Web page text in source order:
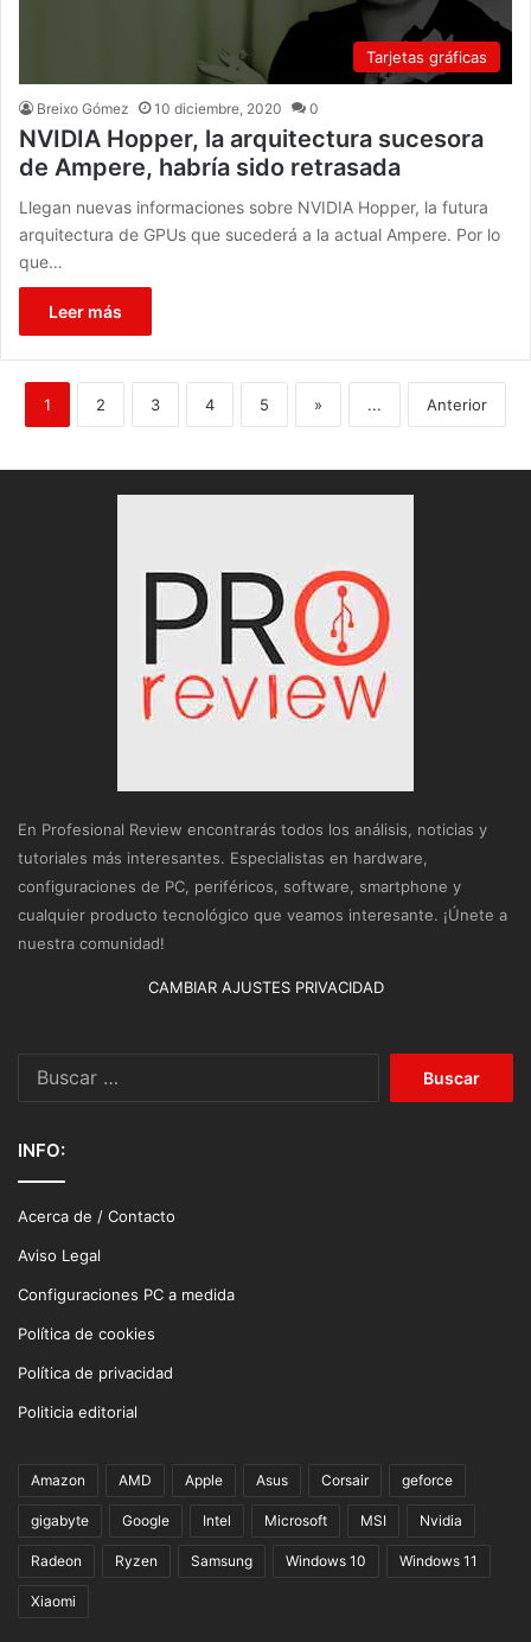
Tarjetas gráficas
Breixo Gómez 10 diciembre, 2020 0
NVIDIA Hopper, la arquitectura sucesora
de Ampere, habría sido retrasada
Llegan nuevas informaciones sobre NVIDIA Hopper, la futura
arquitectura de GPUs que sucederá a la actual Ampere. Por lo
que…
Leer más
1 2 3 4 5 » ... Anterior
En Profesional Review encontrarás todos los análisis, noticias y
tutoriales más interesantes. Especialistas en hardware,
configuraciones de PC, periféricos, software, smartphone y
cualquier producto tecnológico que veamos interesante. ¡Únete a
nuestra comunidad!
CAMBIAR AJUSTES PRIVACIDAD
INFO:
Acerca de / Contacto
Aviso Legal
Configuraciones PC a medida
Política de cookies
Política de privacidad
Politicia editorial
Amazon AMD Apple Asus Corsair geforce
gigabyte Google Intel Microsoft MSI Nvidia
Radeon Ryzen Samsung Windows 10 Windows 11
Xiaomi